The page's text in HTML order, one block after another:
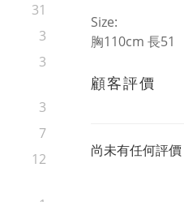
31
3
3
3
7
12
Size:
胸110cm 長51
顧客評價
尚未有任何評價